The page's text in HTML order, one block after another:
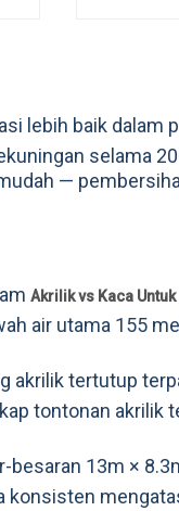
lebih baik dalam
selama
—
Akrilik vs Kaca
air utama 155
akrilik tertutup
tontonan akrilik
besaran 13m ×